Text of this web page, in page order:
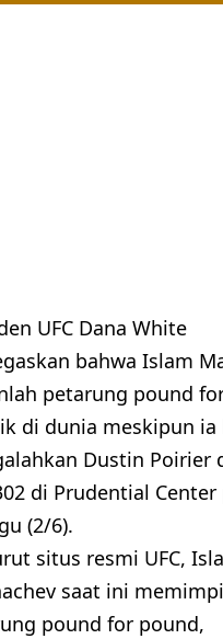
UFC Dana White
bahwa Islam
petarung pound
di dunia meskipun ia
Dustin Poirier
di Prudential Center
(2/6).
situs resmi UFC,
saat ini
pound for pound,